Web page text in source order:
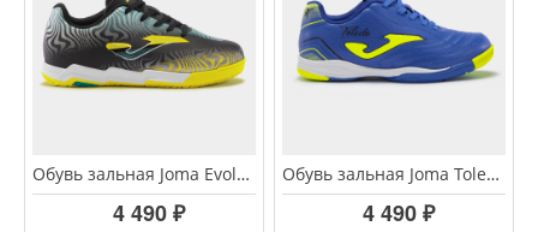
Обувь зальная Joma Evolution JR EVJW.2401.IN
4 490 ₽
Обувь зальная Joma Toledo JR TOJW.2404.IN
4 490 ₽